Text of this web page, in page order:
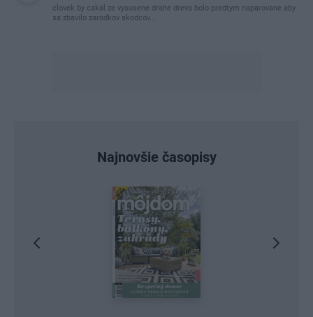
clovek by cakal ze vysusene drahe drevo bolo predtym naparovane aby
sa zbavilo zarodkov skodcov...
Najnovšie časopisy